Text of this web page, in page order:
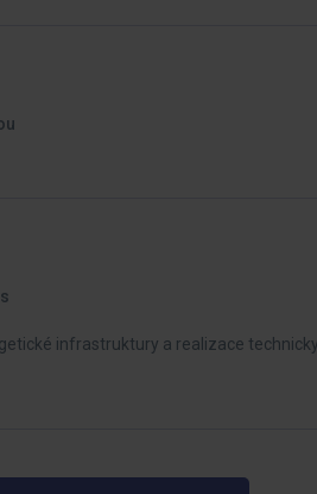
infrastruktury a realizace